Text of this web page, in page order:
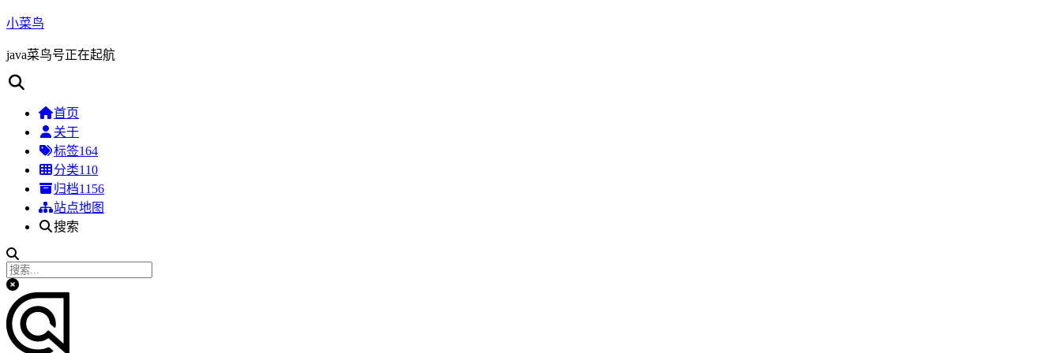
小菜鸟
java菜鸟号正在起航
首页
关于
标签164
分类110
归档1156
站点地图
搜索